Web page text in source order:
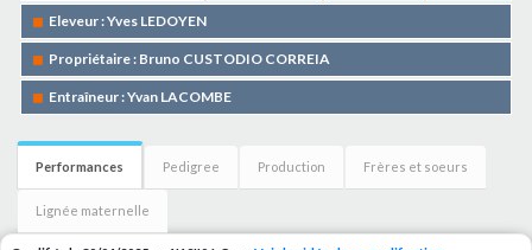
Eleveur : Yves LEDOYEN
Propriétaire : Bruno CUSTODIO CORREIA
Entraîneur : Yvan LACOMBE
Performances Pedigree Production Frères et soeurs
Lignée maternelle